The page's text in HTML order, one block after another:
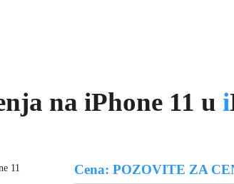
na iPhone 11 u i
11 Cena: POZOVITE ZA